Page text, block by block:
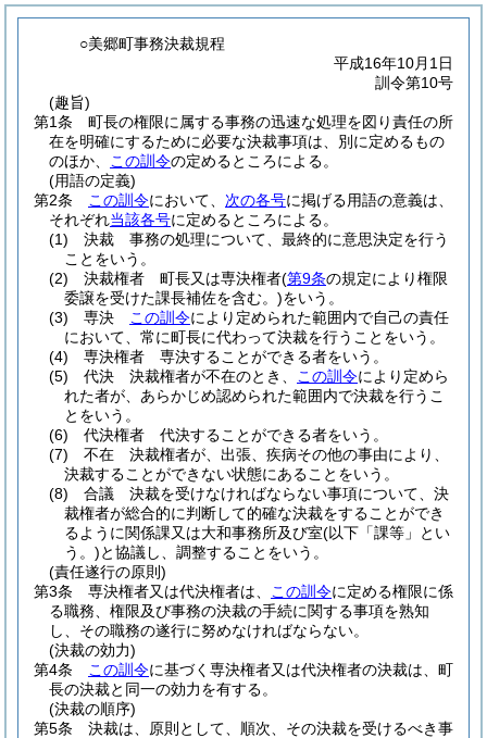
○美郷町事務決裁規程
平成16年10月1日
訓令第10号
(趣旨)
第1条
町長の権限に属する事務の迅速な処理を図り責任の所
在を明確にするために必要な決裁事項は、別に定めるもの
のほか、
この訓令の定めるところによる。
(用語の定義)
第2条
この訓令において、 次の各号に掲げる用語の意義は、
それぞれ当該各号に定めるところによる。
(1)
決裁 事務の処理について、最終的に意思決定を行う
ことをいう。
(2)
決裁権者 町長又は専決権者(第9条の規定により権限
委譲を受けた課長補佐を含む。)をいう。
(3)
専決 この訓令により定められた範囲内で自己の責任
において、常に町長に代わって決裁を行うことをいう。
(4)
専決権者 専決することができる者をいう。
(5)
代決 決裁権者が不在のとき、 この訓令により定めら
れた者が、あらかじめ認められた範囲内で決裁を行うこ
とをいう。
(6)
代決権者 代決することができる者をいう。
(7)
不在 決裁権者が、出張、疾病その他の事由により、
決裁することができない状態にあることをいう。
(8)
合議 決裁を受けなければならない事項について、決
裁権者が総合的に判断して的確な決裁をすることができ
るように関係課又は大和事務所及び室(以下「課等」とい
う。)と協議し、調整することをいう。
(責任遂行の原則)
第3条
専決権者又は代決権者は、 この訓令に定める権限に係
る職務、権限及び事務の決裁の手続に関する事項を熟知
し、その職務の遂行に努めなければならない。
(決裁の効力)
第4条
この訓令に基づく専決権者又は代決権者の決裁は、町
長の決裁と同一の効力を有する。
(決裁の順序)
第5条
決裁は、原則として、順次、その決裁を受けるべき事